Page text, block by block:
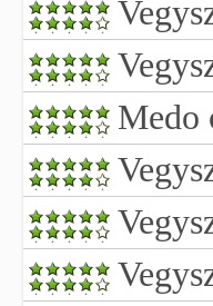
Medo